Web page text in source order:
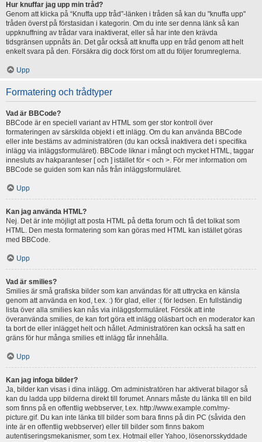
Hur knuffar jag upp min tråd?
Genom att klicka på “Knuffa upp tråd”-länken i tråden så kan du "knuffa upp"
tråden överst på förstasidan i kategorin. Om du inte ser denna länk så kan
uppknuffning av trådar vara inaktiverat, eller så har inte den krävda
tidsgränsen uppnåts än. Det går också att knuffa upp en tråd genom att helt
enkelt svara på den. Försäkra dig dock först om att du följer forumreglerna.
Upp
Formatering och trådtyper
Vad är BBCode?
BBCode är en speciell variant av HTML som ger stor kontroll över
formateringen av särskilda objekt i ett inlägg. Om du kan använda BBCode
eller inte bestäms av administratören (du kan också inaktivera det i specifika
inlägg via inläggsformuläret). BBCode liknar i mångt och mycket HTML, taggar
innesluts av hakparanteser [ och ] istället för < och >. För mer information om
BBCode se guiden som kan nås från inläggsformuläret.
Upp
Kan jag använda HTML?
Nej. Det är inte möjligt att posta HTML på detta forum och få det tolkat som
HTML. Den mesta formatering som kan göras med HTML kan istället göras
med BBCode.
Upp
Vad är smilies?
Smilies är små grafiska bilder som kan användas för att uttrycka en känsla
genom att använda en kod, t.ex. :) för glad, eller :( för ledsen. En fullständig
lista över alla smilies kan nås via inläggsformuläret. Försök att inte
överanvända smilies, de kan fort göra ett inlägg oläsbart och en moderator kan
ta bort de eller inlägget helt och hållet. Administratören kan också ha satt en
gräns för hur många smilies ett inlägg får innehålla.
Upp
Kan jag infoga bilder?
Ja, bilder kan visas i dina inlägg. Om administratören har aktiverat bilagor så
kan du ladda upp bilderna direkt till forumet. Annars måste du länka till en bild
som finns på en offentlig webbserver, t.ex. http://www.example.com/my-
picture.gif. Du kan inte länka till bilder som bara finns på din PC (såvida den
inte är en offentlig webbserver) eller till bilder som finns bakom
autentiseringsmekanismer, som t.ex. Hotmail eller Yahoo, lösenorsskyddade